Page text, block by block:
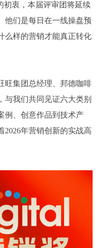
初衷，本届评审团将延续
他们是每日在一线操盘预
么样的营销才能真正转化
旺集团总经理、邦德咖啡
与我们共同见证六大类别
、创意作品到技术产
2026年营销创新的实战高